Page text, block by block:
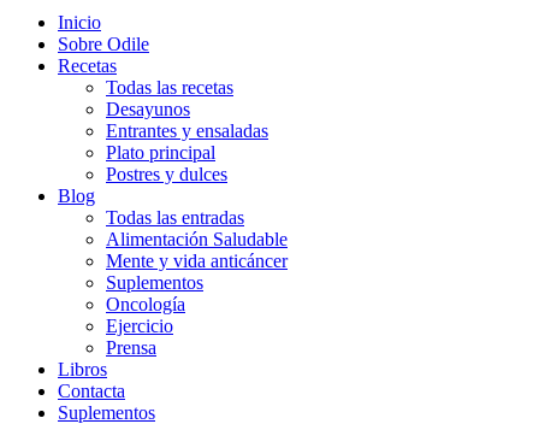
Inicio
Sobre Odile
Recetas
Todas las recetas
Desayunos
Entrantes y ensaladas
Plato principal
Postres y dulces
Blog
Todas las entradas
Alimentación Saludable
Mente y vida anticáncer
Suplementos
Oncología
Ejercicio
Prensa
Libros
Contacta
Suplementos